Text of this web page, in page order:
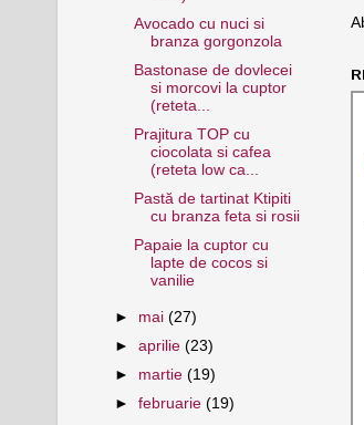
Avocado cu nuci si
branza gorgonzola
Bastonase de dovlecei
si morcovi la cuptor
(reteta...
Prajitura TOP cu
ciocolata si cafea
(reteta low ca...
Pastă de tartinat Ktipiti
cu branza feta si rosii
Papaie la cuptor cu
lapte de cocos si
vanilie
► mai(27)
►aprilie(23)
► martie(19)
►februarie(19)